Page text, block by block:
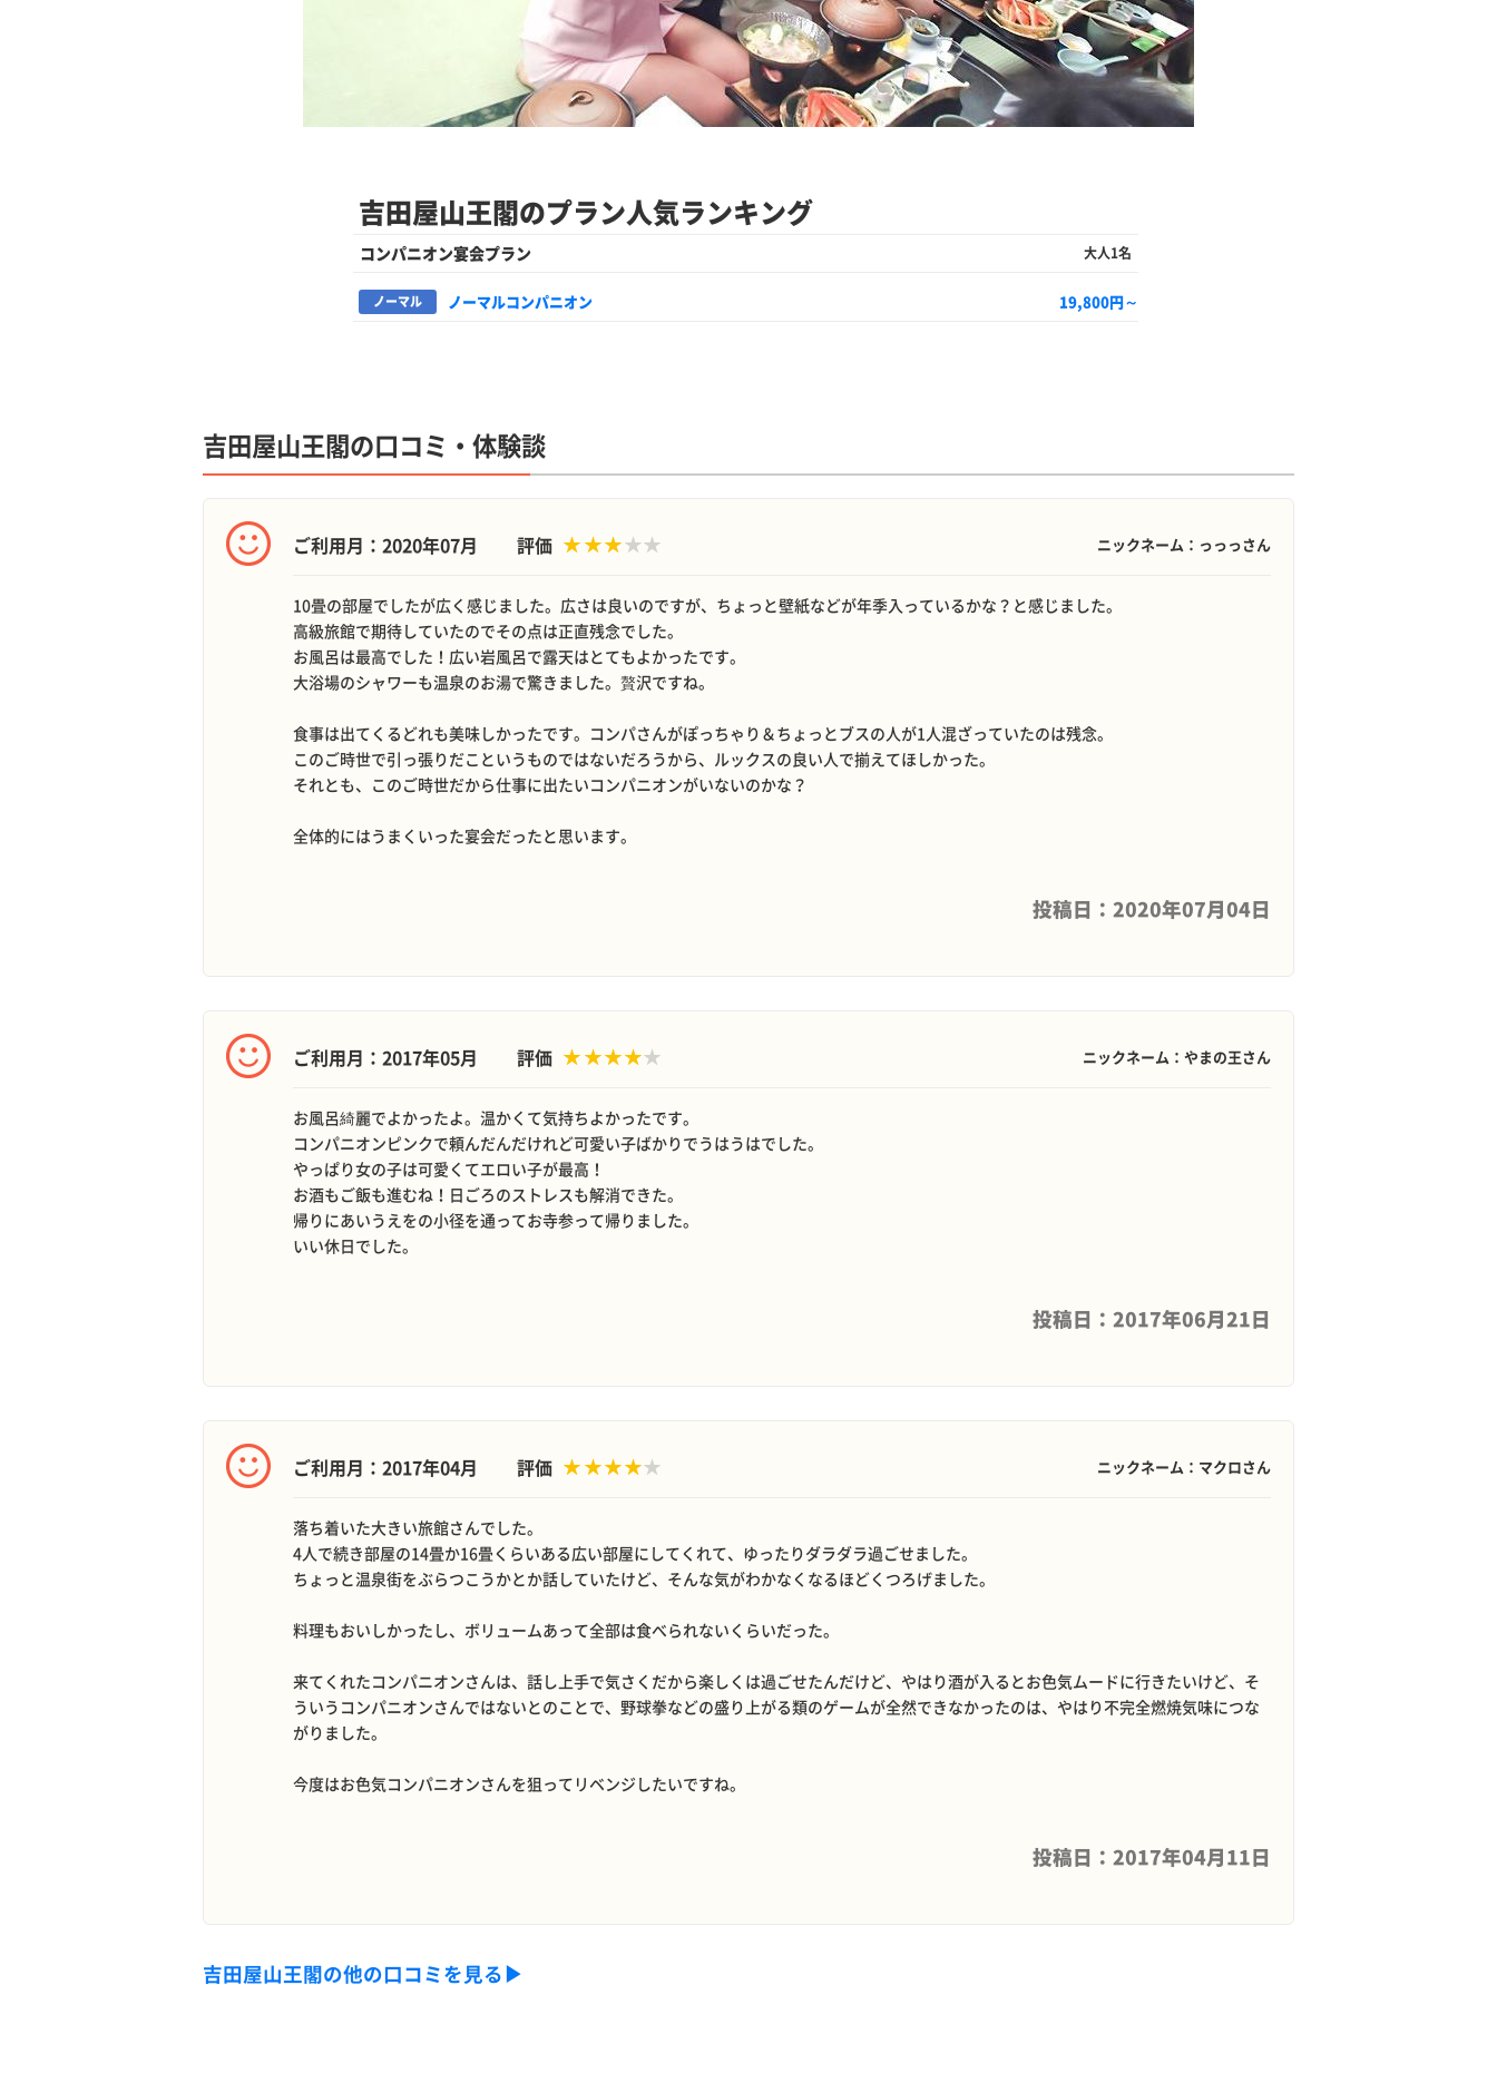
吉田屋山王閣のプラン人気ランキング
コンパニオン宴会プラン 大人1名
ノーマル ノーマルコンパニオン 19,800円～
吉田屋山王閣の口コミ・体験談
ご利用月：2020年07月 ニックネーム：っっっさん
評価
10畳の部屋でしたが広く感じました。広さは良いのですが、ちょっと壁紙などが年季入っているかな？と感じました。
高級旅館で期待していたのでその点は正直残念でした。
お風呂は最高でした！広い岩風呂で露天はとてもよかったです。
大浴場のシャワーも温泉のお湯で驚きました。贅沢ですね。
食事は出てくるどれも美味しかったです。コンパさんがぽっちゃり＆ちょっとブスの人が1人混ざっていたのは残念。
このご時世で引っ張りだこというものではないだろうから、ルックスの良い人で揃えてほしかった。
それとも、このご時世だから仕事に出たいコンパニオンがいないのかな？
全体的にはうまくいった宴会だったと思います。
投稿日：2020年07月04日
ご利用月：2017年05月 ニックネーム：やまの王さん
評価
お風呂綺麗でよかったよ。温かくて気持ちよかったです。
コンパニオンピンクで頼んだんだけれど可愛い子ばかりでうはうはでした。
やっぱり女の子は可愛くてエロい子が最高！
お酒もご飯も進むね！日ごろのストレスも解消できた。
帰りにあいうえをの小径を通ってお寺参って帰りました。
いい休日でした。
投稿日：2017年06月21日
ご利用月：2017年04月 ニックネーム：マクロさん
評価
落ち着いた大きい旅館さんでした。
4人で続き部屋の14畳か16畳くらいある広い部屋にしてくれて、ゆったりダラダラ過ごせました。
ちょっと温泉街をぶらつこうかとか話していたけど、そんな気がわかなくなるほどくつろげました。
料理もおいしかったし、ボリュームあって全部は食べられないくらいだった。
来てくれたコンパニオンさんは、話し上手で気さくだから楽しくは過ごせたんだけど、やはり酒が入るとお色気ムードに行きたいけど、そ
ういうコンパニオンさんではないとのことで、野球拳などの盛り上がる類のゲームが全然できなかったのは、やはり不完全燃焼気味につな
がりました。
今度はお色気コンパニオンさんを狙ってリベンジしたいですね。
投稿日：2017年04月11日
吉田屋山王閣の他の口コミを見る▶